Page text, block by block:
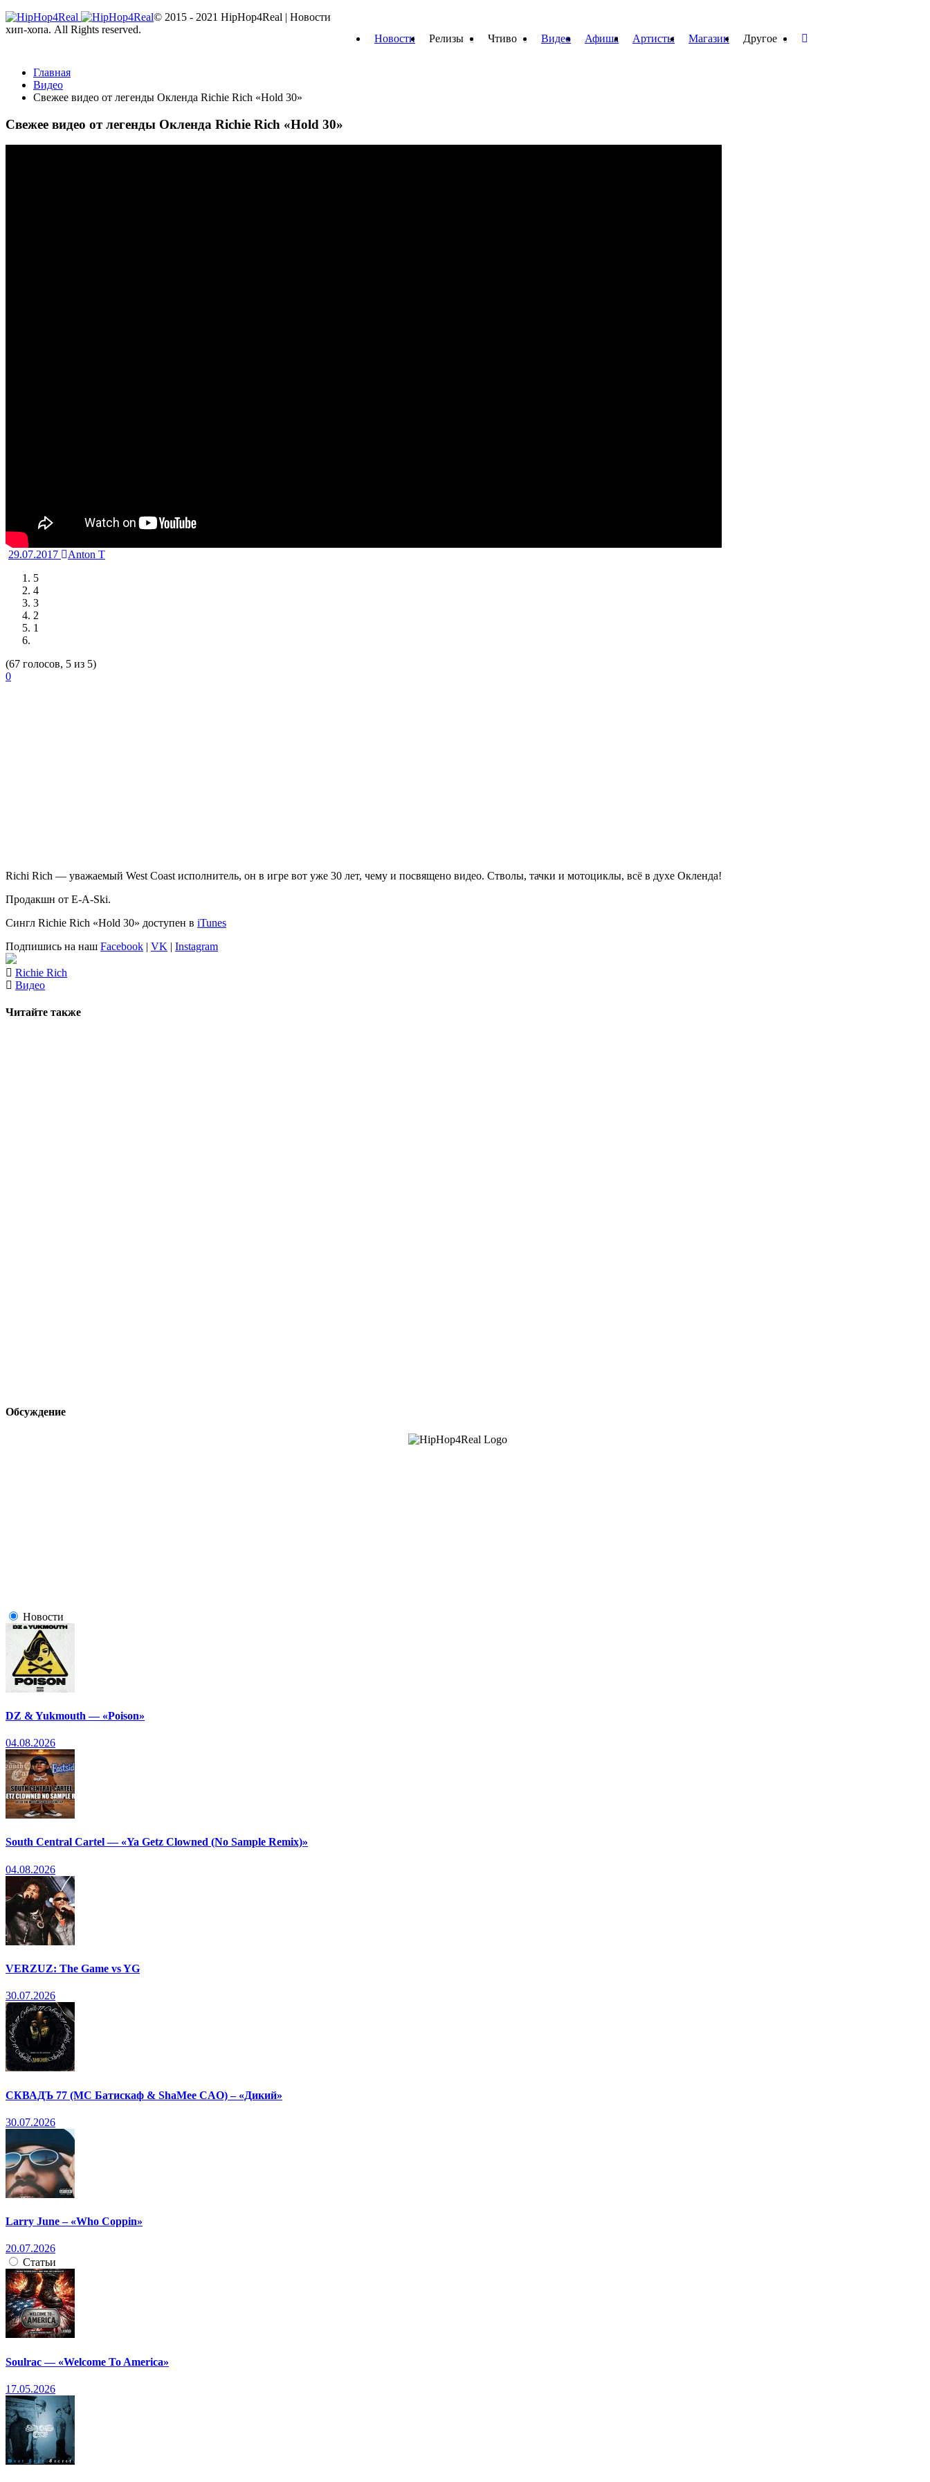
Новости Релизы Чтиво Видео Афиша Артисты Магазин Другое
Главная
Видео
Свежее видео от легенды Окленда Richie Rich «Hold 30»
Свежее видео от легенды Окленда Richie Rich «Hold 30»
29.07.2017
Anton T
5
4
3
2
1
(67 голосов, 5 из 5)
0
Richi Rich — уважаемый West Coast исполнитель, он в игре вот уже 30 лет, чему и посвящено видео. Стволы, тачки и мотоциклы, всё в духе Окленда!
Продакшн от E-A-Ski.
Сингл Richie Rich «Hold 30» доступен в iTunes
Подпишись на наш Facebook | VK | Instagram
Richie Rich
Видео
Читайте также
Обсуждение
Новости
DZ & Yukmouth — «Poison»
04.08.2026
South Central Cartel — «Ya Getz Clowned (No Sample Remix)»
04.08.2026
VERZUZ: The Game vs YG
30.07.2026
СКВАДЪ 77 (МС Батискаф & ShaMee CAO) – «Дикий»
30.07.2026
Larry June – «Who Coppin»
20.07.2026
Статьи
Soulrac — «Welcome To America»
17.05.2026
© 2015 - 2021 HipHop4Real | Новости
хип-хопа. All Rights reserved.